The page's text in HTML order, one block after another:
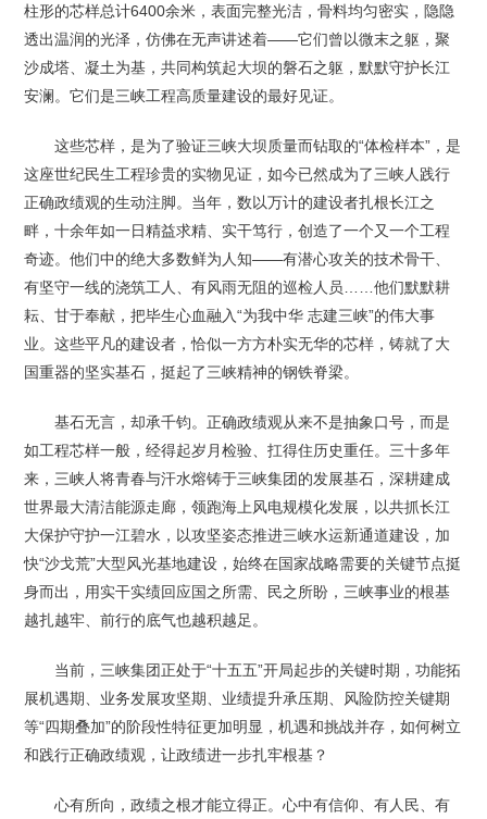
柱形的芯样总计6400余米，表面完整光洁，骨料均匀密实，隐隐
透出温润的光泽，仿佛在无声讲述着——它们曾以微末之躯，聚
沙成塔、凝土为基，共同构筑起大坝的磐石之躯，默默守护长江
安澜。它们是三峡工程高质量建设的最好见证。
这些芯样，是为了验证三峡大坝质量而钻取的“体检样本”，是
这座世纪民生工程珍贵的实物见证，如今已然成为了三峡人践行
正确政绩观的生动注脚。当年，数以万计的建设者扎根长江之
畔，十余年如一日精益求精、实干笃行，创造了一个又一个工程
奇迹。他们中的绝大多数鲜为人知——有潜心攻关的技术骨干、
有坚守一线的浇筑工人、有风雨无阻的巡检人员……他们默默耕
耘、甘于奉献，把毕生心血融入“为我中华 志建三峡”的伟大事
业。这些平凡的建设者，恰似一方方朴实无华的芯样，铸就了大
国重器的坚实基石，挺起了三峡精神的钢铁脊梁。
基石无言，却承千钧。正确政绩观从来不是抽象口号，而是
如工程芯样一般，经得起岁月检验、扛得住历史重任。三十多年
来，三峡人将青春与汗水熔铸于三峡集团的发展基石，深耕建成
世界最大清洁能源走廊，领跑海上风电规模化发展，以共抓长江
大保护守护一江碧水，以攻坚姿态推进三峡水运新通道建设，加
快“沙戈荒”大型风光基地建设，始终在国家战略需要的关键节点挺
身而出，用实干实绩回应国之所需、民之所盼，三峡事业的根基
越扎越牢、前行的底气也越积越足。
当前，三峡集团正处于“十五五”开局起步的关键时期，功能拓
展机遇期、业务发展攻坚期、业绩提升承压期、风险防控关键期
等“四期叠加”的阶段性特征更加明显，机遇和挑战并存，如何树立
和践行正确政绩观，让政绩进一步扎牢根基？
心有所向，政绩之根才能立得正。心中有信仰、有人民、有